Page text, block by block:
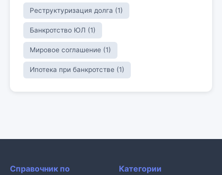
Реструктуризация долга (1)
Банкротство ЮЛ (1)
Мировое соглашение (1)
Ипотека при банкротстве (1)
Справочник по
Категории